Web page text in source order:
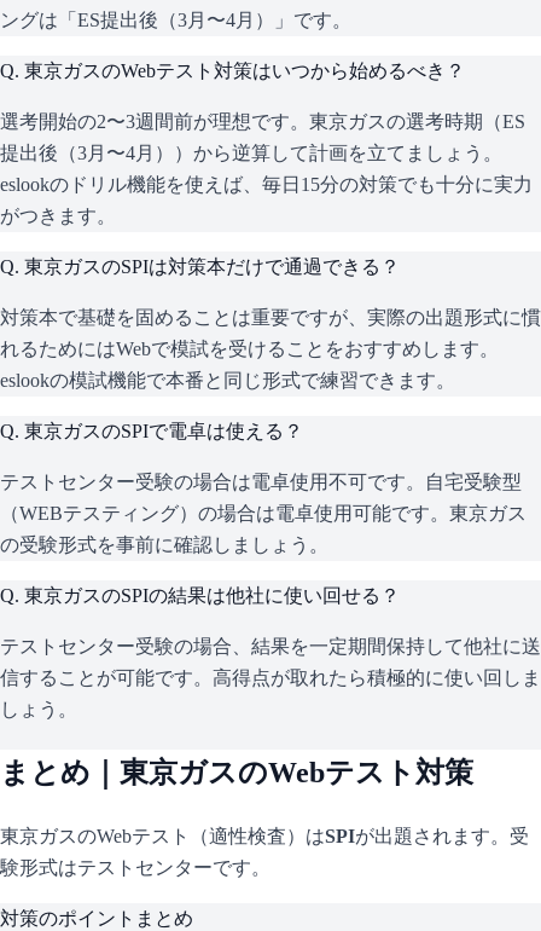
ングは「ES提出後（3月〜4月）」です。
Q. 東京ガスのWebテスト対策はいつから始めるべき？
選考開始の2〜3週間前が理想です。東京ガスの選考時期（ES
提出後（3月〜4月））から逆算して計画を立てましょう。
eslookのドリル機能を使えば、毎日15分の対策でも十分に実力
がつきます。
Q. 東京ガスのSPIは対策本だけで通過できる？
対策本で基礎を固めることは重要ですが、実際の出題形式に慣
れるためにはWebで模試を受けることをおすすめします。
eslookの模試機能で本番と同じ形式で練習できます。
Q. 東京ガスのSPIで電卓は使える？
テストセンター受験の場合は電卓使用不可です。自宅受験型
（WEBテスティング）の場合は電卓使用可能です。東京ガス
の受験形式を事前に確認しましょう。
Q. 東京ガスのSPIの結果は他社に使い回せる？
テストセンター受験の場合、結果を一定期間保持して他社に送
信することが可能です。高得点が取れたら積極的に使い回しま
しょう。
まとめ｜ 東京ガスのWebテスト対策
東京ガスのWebテスト（適性検査）はSPIが出題されます。 受
験形式はテストセンターです。
対策のポイントまとめ